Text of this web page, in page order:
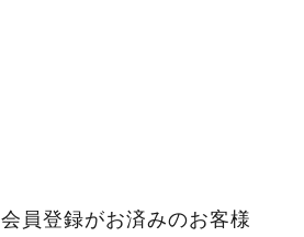
会員登録がお済みのお客様